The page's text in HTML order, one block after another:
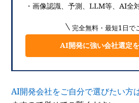
・画像認識、予測、LLM等、AI全
完全無料・最短1日で
AI開発に強い会社選定
AI開発会社をご自分で選びたい方